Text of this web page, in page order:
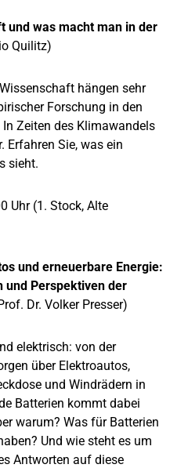
und was macht man in der
Quilitz)
hängen sehr
Forschung in den
Zeiten des Klimawandels
Erfahren Sie, was ein
sieht.
Uhr (1. Stock, Alte
und erneuerbare Energie:
und Perspektiven der
Dr. Volker Presser)
elektrisch: von der
über Elektroautos,
und Windrädern in
Batterien kommt dabei
warum? Was für Batterien
Und wie steht es um
Antworten auf diese